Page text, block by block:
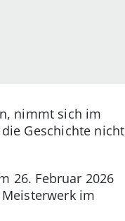
nimmt sich im
Geschichte nicht
26. Februar 2026
im